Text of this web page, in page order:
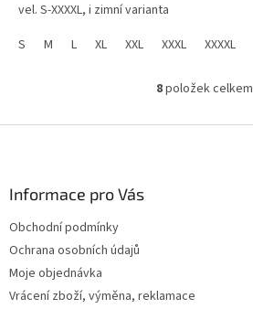
vel. S-XXXXL, i zimní varianta
S
M L XL XXL XXXL XXXXL
O
l
8položek celkem
Informace pro Vás
Obchodní podmínky
Ochrana osobních údajů
Moje objednávka
Vrácení zboží, výměna, reklamace